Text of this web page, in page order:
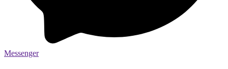
Messenger